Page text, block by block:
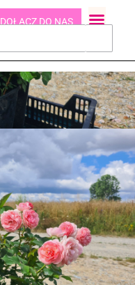
DOŁĄCZ DO NAS